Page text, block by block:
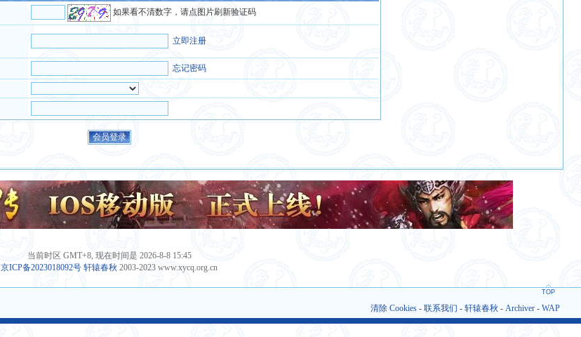
如果看不清数字，请点图片刷新验证码
立即注册
忘记密码
当前时区 GMT+8, 现在时间是 2026-8-8 15:45
京ICP备2023018092号 轩辕春秋 2003-2023 www.xycq.org.cn
TOP
清除 Cookies - 联系我们 - 轩辕春秋 - Archiver - WAP